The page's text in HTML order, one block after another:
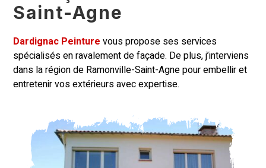
Saint-Agne
Dardignac Peinturevous propose ses services
spécialisés en ravalement defaçade. De plus, j’interviens
dans la région de Ramonville-Saint-Agne pour embellir et
entretenir vos extérieurs avec expertise.